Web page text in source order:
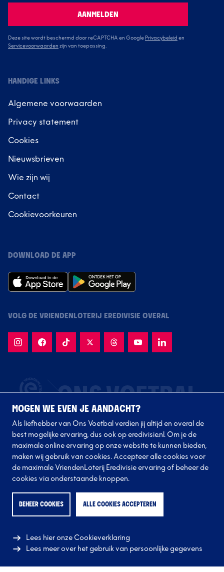
AANMELDEN
Deze site wordt beschermd door reCAPTCHA en Google Privacybeleid en
Servicevoorwaarden zijn van toepassing.
HANDIGE LINKS
Algemene voorwaarden
Privacy statement
Cookies
Nieuwsbrieven
Wie zijn wij
Contact
Cookievoorkeuren
DOWNLOAD DE APP
VOLG DE VRIENDENLOTERIJ EREDIVISIE OVERAL
Volg onze clubs
© 2026 Eredivisie CV
MOGEN WE EVEN JE AANDACHT?
Als liefhebber van Ons Voetbal verdien jij altijd en overal de
best mogelijke ervaring, dus ook op eredivisie.nl. Om je de
maximale online ervaring op onze website te kunnen bieden,
maken wij gebruik van cookies. Accepteer alle cookies voor
de maximale VriendenLoterij Eredivisie ervaring of beheer de
cookies via onderstaande knoppen.
BEHEER COOKIES ALLE COOKIES ACCEPTEREN
Lees hier onze Cookieverklaring
Lees meer over het gebruik van persoonlijke gegevens